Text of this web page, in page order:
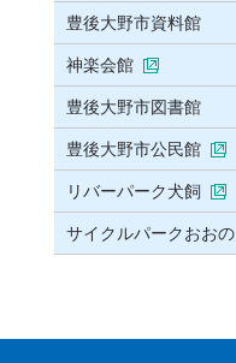
豊後大野市資料館
神楽会館
豊後大野市図書館
豊後大野市公民館
リバーパーク犬飼
サイクルパークおおの